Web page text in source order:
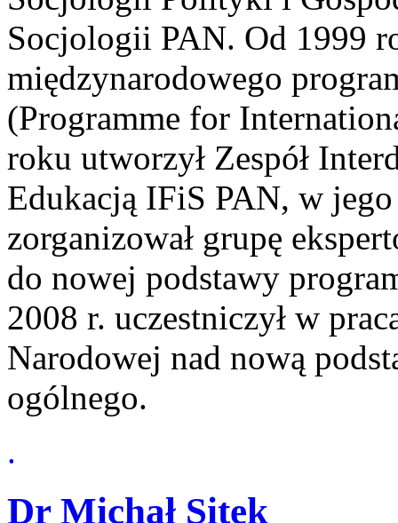
Socjologii PAN. Od 1999
międzynarodowego
(Programme for
roku utworzył Zespół
Edukacją IFiS PAN, w
zorganizował grupę
do nowej podstawy
2008 r. uczestniczył w
Narodowej nad nową
ogólnego.
.
Dr Michał Sitek